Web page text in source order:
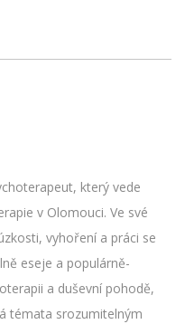
který vede
v Olomouci. Ve své
vyhoření a práci se
eseje a populárně-
a duševní pohodě,
témata srozumitelným